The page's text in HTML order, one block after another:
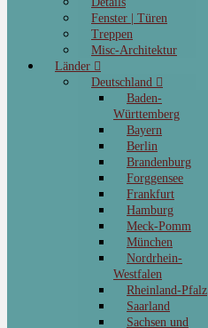
Fenster | Türen
Treppen
Misc-Architektur
Länder
Deutschland
Baden-
Württemberg
Bayern
Berlin
Brandenburg
Forggensee
Frankfurt
Hamburg
Meck-Pomm
München
Nordrhein-
Westfalen
Rheinland-Pfalz
Saarland
Sachsen und